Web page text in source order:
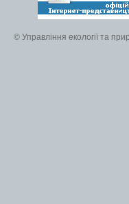
© Управління екології та